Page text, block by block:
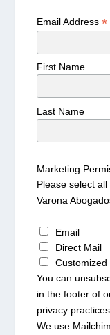
Email Address*
First Name
Last Name
Marketing
Please select
Varona
Email
Direct Mail
Customized
You can
in the footer of
privacy
We use